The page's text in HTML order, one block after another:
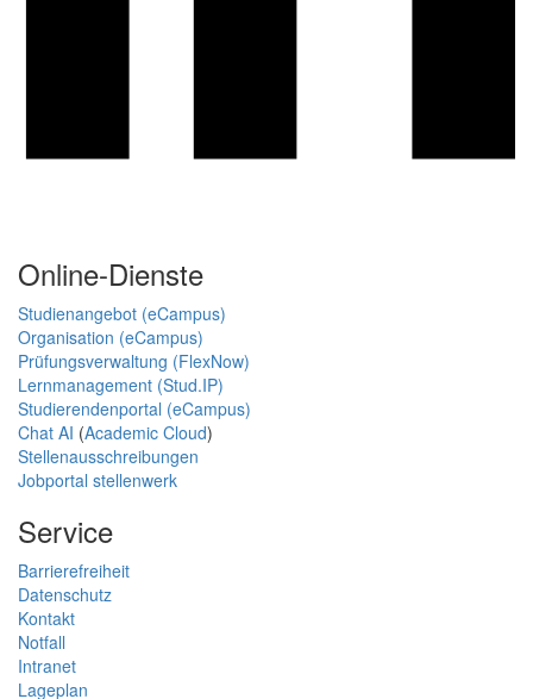
Online-Dienste
Studienangebot (eCampus)
Organisation (eCampus)
Prüfungsverwaltung (FlexNow)
Lernmanagement (Stud.IP)
Studierendenportal (eCampus)
Chat AI (Academic Cloud)
Stellenausschreibungen
Jobportal stellenwerk
Service
Barrierefreiheit
Datenschutz
Kontakt
Notfall
Intranet
Lageplan